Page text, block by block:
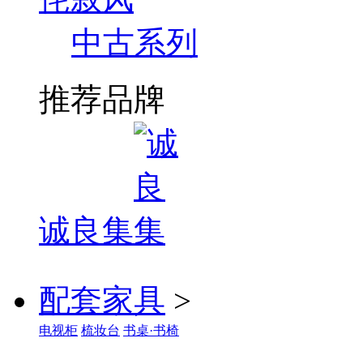
中古系列
推荐品牌
诚良集
配套家具 >
电视柜 梳妆台 书桌·书椅